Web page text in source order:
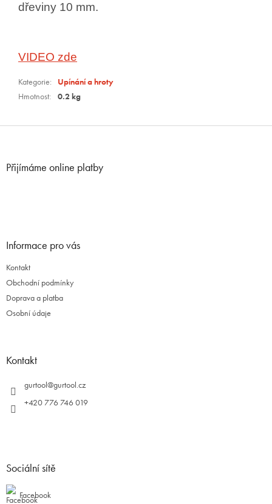
dřeviny 10 mm.
VIDEO zde
Kategorie:
Upínání a hroty
Hmotnost: 0.2 kg
Přijímáme online platby
Informace pro vás
Kontakt
Obchodní podmínky
Doprava a platba
Osobní údaje
Kontakt
gurtool@gurtool.cz
+420 776 746 019
Sociální sítě
Facebook